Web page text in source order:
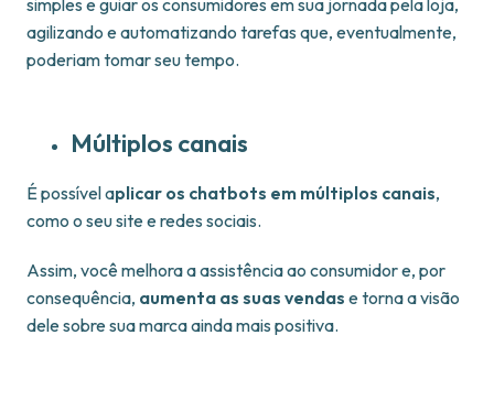
simples e guiar os consumidores em sua jornada pela loja,
agilizando e automatizando tarefas que, eventualmente,
poderiam tomar seu tempo.
Múltiplos canais
É possível aplicar os chatbots em múltiplos canais,
como o seu site e redes sociais.
Assim, você melhora a assistência ao consumidor e, por
consequência, aumenta as suas vendas e torna a visão
dele sobre sua marca ainda mais positiva.